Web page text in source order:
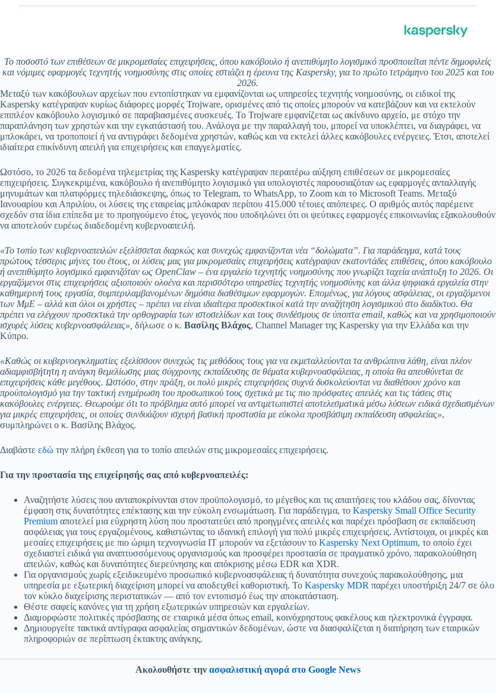
Το ποσοστό των επιθέσεων σε μικρομεσαίες επιχειρήσεις, όπου κακόβουλο ή ανεπιθύμητο λογισμικό προσποιείται πέντε δημοφιλείς
και νόμιμες εφαρμογές τεχνητής νοημοσύνης στις οποίες εστιάζει η έρευνα της Kaspersky, για το πρώτο τετράμηνο του 2025 και του
2026.
Μεταξύ των κακόβουλων αρχείων που εντοπίστηκαν να εμφανίζονται ως υπηρεσίες τεχνητής νοημοσύνης, οι ειδικοί της
Kaspersky κατέγραψαν κυρίως διάφορες μορφές Trojware, ορισμένες από τις οποίες μπορούν να κατεβάζουν και να εκτελούν
επιπλέον κακόβουλο λογισμικό σε παραβιασμένες συσκευές. Το Trojware εμφανίζεται ως ακίνδυνο αρχείο, με στόχο την
παραπλάνηση των χρηστών και την εγκατάστασή του. Ανάλογα με την παραλλαγή του, μπορεί να υποκλέπτει, να διαγράφει, να
μπλοκάρει, να τροποποιεί ή να αντιγράφει δεδομένα χρηστών, καθώς και να εκτελεί άλλες κακόβουλες ενέργειες. Έτσι, αποτελεί
ιδιαίτερα επικίνδυνη απειλή για επιχειρήσεις και επαγγελματίες.
Ωστόσο, το 2026 τα δεδομένα τηλεμετρίας της Kaspersky κατέγραψαν περαιτέρω αύξηση επιθέσεων σε μικρομεσαίες
επιχειρήσεις. Συγκεκριμένα, κακόβουλο ή ανεπιθύμητο λογισμικό για υπολογιστές παρουσιαζόταν ως εφαρμογές ανταλλαγής
μηνυμάτων και πλατφόρμες τηλεδιάσκεψης, όπως το Telegram, το WhatsApp, το Zoom και το Microsoft Teams. Μεταξύ
Ιανουαρίου και Απριλίου, οι λύσεις της εταιρείας μπλόκαραν περίπου 415.000 τέτοιες απόπειρες. Ο αριθμός αυτός παρέμεινε
σχεδόν στα ίδια επίπεδα με το προηγούμενο έτος, γεγονός που υποδηλώνει ότι οι ψεύτικες εφαρμογές επικοινωνίας εξακολουθούν
να αποτελούν ευρέως διαδεδομένη κυβερνοαπειλή.
«Το τοπίο των κυβερνοαπειλών εξελίσσεται διαρκώς και συνεχώς εμφανίζονται νέα “δολώματα”. Για παράδειγμα, κατά τους
πρώτους τέσσερις μήνες του έτους, οι λύσεις μας για μικρομεσαίες επιχειρήσεις κατέγραψαν εκατοντάδες επιθέσεις, όπου κακόβουλο
ή ανεπιθύμητο λογισμικό εμφανιζόταν ως OpenClaw – ένα εργαλείο τεχνητής νοημοσύνης που γνωρίζει ταχεία ανάπτυξη το 2026. Οι
εργαζόμενοι στις επιχειρήσεις αξιοποιούν ολοένα και περισσότερο υπηρεσίες τεχνητής νοημοσύνης και άλλα ψηφιακά εργαλεία στην
καθημερινή τους εργασία, συμπεριλαμβανομένων δημόσια διαθέσιμων εφαρμογών. Επομένως, για λόγους ασφάλειας, οι εργαζόμενοι
των ΜμΕ – αλλά και όλοι οι χρήστες – πρέπει να είναι ιδιαίτερα προσεκτικοί κατά την αναζήτηση λογισμικού στο διαδίκτυο. Θα
πρέπει να ελέγχουν προσεκτικά την ορθογραφία των ιστοσελίδων και τους συνδέσμους σε ύποπτα email, καθώς και να χρησιμοποιούν
ισχυρές λύσεις κυβερνοασφάλειας», δήλωσε ο κ. Βασίλης Βλάχος, Channel Manager της Kaspersky για την Ελλάδα και την
Κύπρο.
«Καθώς οι κυβερνοεγκληματίες εξελίσσουν συνεχώς τις μεθόδους τους για να εκμεταλλεύονται τα ανθρώπινα λάθη, είναι πλέον
αδιαμφισβήτητη η ανάγκη θεμελίωσης μιας σύγχρονης εκπαίδευσης σε θέματα κυβερνοασφάλειας, η οποία θα απευθύνεται σε
επιχειρήσεις κάθε μεγέθους. Ωστόσο, στην πράξη, οι πολύ μικρές επιχειρήσεις συχνά δυσκολεύονται να διαθέσουν χρόνο και
προϋπολογισμό για την τακτική ενημέρωση του προσωπικού τους σχετικά με τις πιο πρόσφατες απειλές και τις τάσεις στις
κακόβουλες ενέργειες. Θεωρούμε ότι το πρόβλημα αυτό μπορεί να αντιμετωπιστεί αποτελεσματικά μέσω λύσεων ειδικά σχεδιασμένων
για μικρές επιχειρήσεις, οι οποίες συνδυάζουν ισχυρή βασική προστασία με εύκολα προσβάσιμη εκπαίδευση ασφαλείας»,
συμπληρώνει ο κ. Βασίλης Βλάχος.
Διαβάστε εδώ την πλήρη έκθεση για το τοπίο απειλών στις μικρομεσαίες επιχειρήσεις.
Για την προστασία της επιχείρησής σας από κυβερνοαπειλές:
Αναζητήστε λύσεις που ανταποκρίνονται στον προϋπολογισμό, το μέγεθος και τις απαιτήσεις του κλάδου σας, δίνοντας
έμφαση στις δυνατότητες επέκτασης και την εύκολη ενσωμάτωση. Για παράδειγμα, το Kaspersky Small Office Security
Premium αποτελεί μια εύχρηστη λύση που προστατεύει από προηγμένες απειλές και παρέχει πρόσβαση σε εκπαίδευση
ασφάλειας για τους εργαζομένους, καθιστώντας το ιδανική επιλογή για πολύ μικρές επιχειρήσεις. Αντίστοιχα, οι μικρές και
μεσαίες επιχειρήσεις με πιο ώριμη τεχνογνωσία IT μπορούν να εξετάσουν το Kaspersky Next Optimum, το οποίο έχει
σχεδιαστεί ειδικά για αναπτυσσόμενους οργανισμούς και προσφέρει προστασία σε πραγματικό χρόνο, παρακολούθηση
απειλών, καθώς και δυνατότητες διερεύνησης και απόκρισης μέσω EDR και XDR.
Για οργανισμούς χωρίς εξειδικευμένο προσωπικό κυβερνοασφάλειας ή δυνατότητα συνεχούς παρακολούθησης, μια
υπηρεσία με εξωτερική διαχείριση μπορεί να αποδειχθεί καθοριστική. Το Kaspersky MDR παρέχει υποστήριξη 24/7 σε όλο
τον κύκλο διαχείρισης περιστατικών — από τον εντοπισμό έως την αποκατάσταση.
Θέστε σαφείς κανόνες για τη χρήση εξωτερικών υπηρεσιών και εργαλείων.
Διαμορφώστε πολιτικές πρόσβασης σε εταιρικά μέσα όπως email, κοινόχρηστους φακέλους και ηλεκτρονικά έγγραφα.
Δημιουργείτε τακτικά αντίγραφα ασφαλείας σημαντικών δεδομένων, ώστε να διασφαλίζεται η διατήρηση των εταιρικών
πληροφοριών σε περίπτωση έκτακτης ανάγκης.
Ακολουθήστε την ασφαλιστική αγορά στο Google News